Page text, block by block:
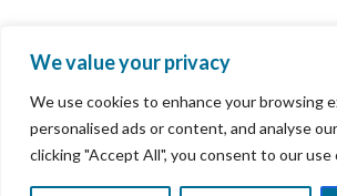
We value your privacy
We use cookies to enhance your browsing
personalised ads or content, and analyse
clicking "Accept All", you consent to our use
PAROS T-SHIRT SHOP 2022 POWERED BY